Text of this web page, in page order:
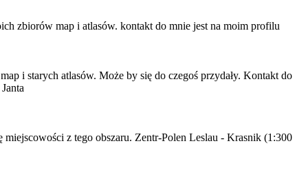
zbiorów map i atlasów. kontakt do mnie jest na moim profilu
i starych atlasów. Może by się do czegoś przydały. Kontakt do
z tego obszaru. Zentr-Polen Leslau - Krasnik (1:300